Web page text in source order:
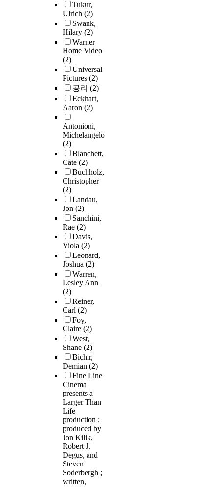
Tukur,
Ulrich (2)
Swank,
Hilary (2)
Warner
Home Video
(2)
Universal
Pictures (2)
공리 (2)
Eckhart,
Aaron (2)
Antonioni,
Michelangelo
(2)
Blanchett,
Cate (2)
Buchholz,
Christopher
(2)
Landau,
Jon (2)
Sanchini,
Rae (2)
Davis,
Viola (2)
Leonard,
Joshua (2)
Warren,
Lesley Ann
(2)
Reiner,
Carl (2)
Foy,
Claire (2)
West,
Shane (2)
Bichir,
Demian (2)
Fine Line
Cinema
presents a
Larger Than
Life
production ;
produced by
Jon Kilik,
Robert J.
Degus, and
Steven
Soderbergh ;
written,